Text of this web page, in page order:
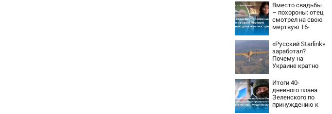
Вместо свадьбы
– похороны: отец
смотрел на свою
мертвую 16-
мог сдержать
слезы
«Русский Starlink»
заработал?
Почему на
Украине кратно
точность
попаданий по
объектам ВСУ
Итоги 40-
дневного плана
Зеленского по
принуждению к